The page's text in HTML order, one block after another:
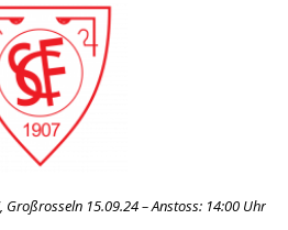
Großrosseln 15.09.24 – Anstoss: 14:00 Uhr